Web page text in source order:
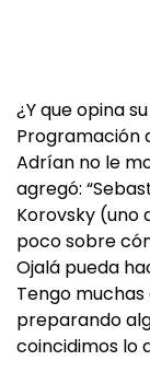
¿Y que opina
Programación
Adrían no le
agregó:
Korovsky (uno
poco sobre
Ojalá pueda
Tengo
preparando
coincidimos lo